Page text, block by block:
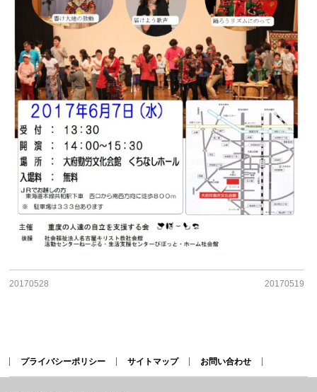
20170528 20170519
プライバシーポリシー サイトマップ お問い合わせ